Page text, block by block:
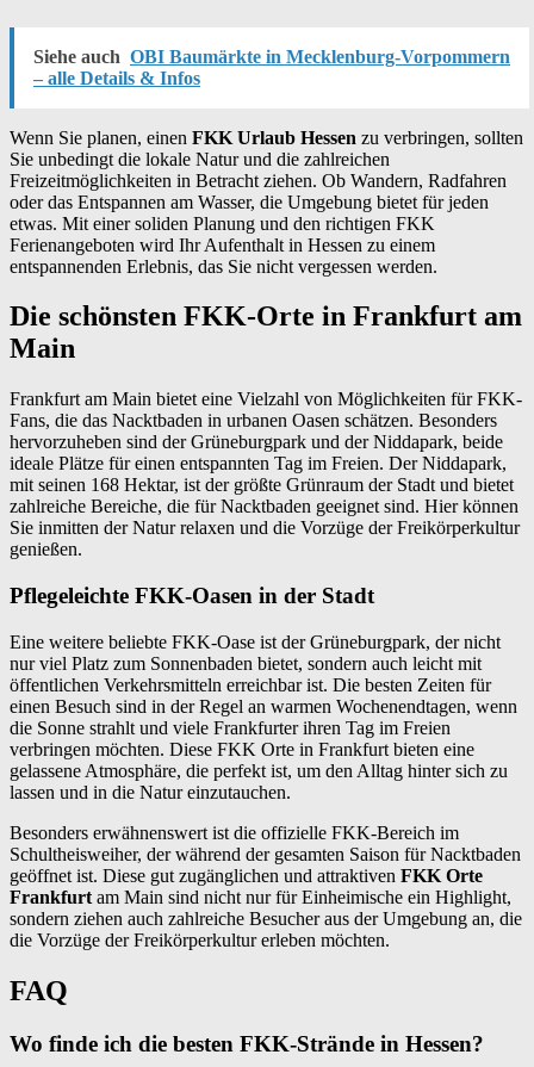
Siehe auch OBI Baumärkte in Mecklenburg-Vorpommern
– alle Details & Infos
Wenn Sie planen, einen FKK Urlaub Hessen zu verbringen, sollten
Sie unbedingt die lokale Natur und die zahlreichen
Freizeitmöglichkeiten in Betracht ziehen. Ob Wandern, Radfahren
oder das Entspannen am Wasser, die Umgebung bietet für jeden
etwas. Mit einer soliden Planung und den richtigen FKK
Ferienangeboten wird Ihr Aufenthalt in Hessen zu einem
entspannenden Erlebnis, das Sie nicht vergessen werden.
Die schönsten FKK-Orte in Frankfurt am
Main
Frankfurt am Main bietet eine Vielzahl von Möglichkeiten für FKK-
Fans, die das Nacktbaden in urbanen Oasen schätzen. Besonders
hervorzuheben sind der Grüneburgpark und der Niddapark, beide
ideale Plätze für einen entspannten Tag im Freien. Der Niddapark,
mit seinen 168 Hektar, ist der größte Grünraum der Stadt und bietet
zahlreiche Bereiche, die für Nacktbaden geeignet sind. Hier können
Sie inmitten der Natur relaxen und die Vorzüge der Freikörperkultur
genießen.
Pflegeleichte FKK-Oasen in der Stadt
Eine weitere beliebte FKK-Oase ist der Grüneburgpark, der nicht
nur viel Platz zum Sonnenbaden bietet, sondern auch leicht mit
öffentlichen Verkehrsmitteln erreichbar ist. Die besten Zeiten für
einen Besuch sind in der Regel an warmen Wochenendtagen, wenn
die Sonne strahlt und viele Frankfurter ihren Tag im Freien
verbringen möchten. Diese FKK Orte in Frankfurt bieten eine
gelassene Atmosphäre, die perfekt ist, um den Alltag hinter sich zu
lassen und in die Natur einzutauchen.
Besonders erwähnenswert ist die offizielle FKK-Bereich im
Schultheisweiher, der während der gesamten Saison für Nacktbaden
geöffnet ist. Diese gut zugänglichen und attraktiven FKK Orte
Frankfurt am Main sind nicht nur für Einheimische ein Highlight,
sondern ziehen auch zahlreiche Besucher aus der Umgebung an, die
die Vorzüge der Freikörperkultur erleben möchten.
FAQ
Wo finde ich die besten FKK-Strände in Hessen?